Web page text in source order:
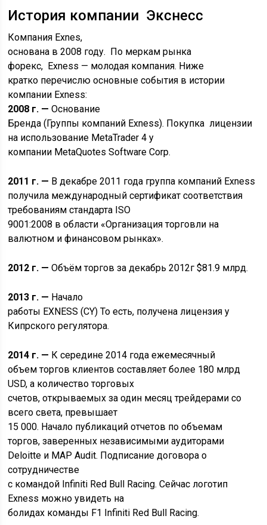
История компании Экснесс
Компания Exnes,
основана в 2008 году. По меркам рынка
форекс, Exness — молодая компания. Ниже
кратко перечислю основные события в истории
компании Exness:
2008 г. —Основание
Бренда (Группы компаний Exness). Покупка лицензии
на использование MetaTrader 4 у
компании MetaQuotes Software Corp.
2011 г. — В декабре 2011 года группа компаний Exness
получила международный сертификат соответствия
требованиям стандарта ISO
9001:2008 в области «Организация торговли на
валютном и финансовом рынках».
2012 г. —Объём торгов за декабрь 2012г $81.9 млрд.
2013 г. — Начало
работы EXNESS (CY) То есть, получена лицензия у
Кипрского регулятора.
2014 г. — К середине 2014 года ежемесячный
объем торгов клиентов составляет более 180 млрд
USD, а количество торговых
счетов, открываемых за один месяц трейдерами со
всего света, превышает
15 000. Начало публикаций отчетов по объемам
торгов, заверенных независимыми аудиторами
Deloitte и MAP Audit. Подписание договора о
сотрудничестве
с командой Infiniti Red Bull Racing. Сейчас логотип
Exness можно увидеть на
болидах команды F1 Infiniti Red Bull Racing.